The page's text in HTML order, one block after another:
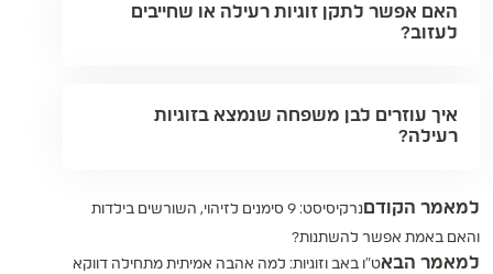
האם אפשר לתקן זוגיות רעילה או שחייבים
לעזוב?
איך עוזרים לבן משפחה שנמצא בזוגיות
רעילה?
למאמר הקודם
נרקיסיסט: 9 סימנים לזיהוי, השורשים בילדות
והאם באמת אפשר להשתנות?
למאמר הבאט"ו באב וזוגיות: למה אהבה אמיתית מתחילה דווקא